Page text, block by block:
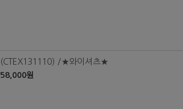
(CTEX131110) /★와이셔츠★
58,000원